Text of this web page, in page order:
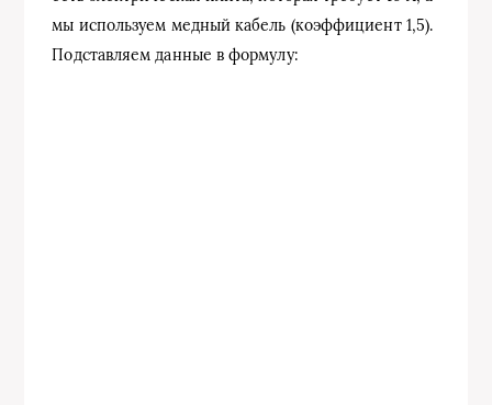
мы используем медный кабель (коэффициент 1,5).
Подставляем данные в формулу: